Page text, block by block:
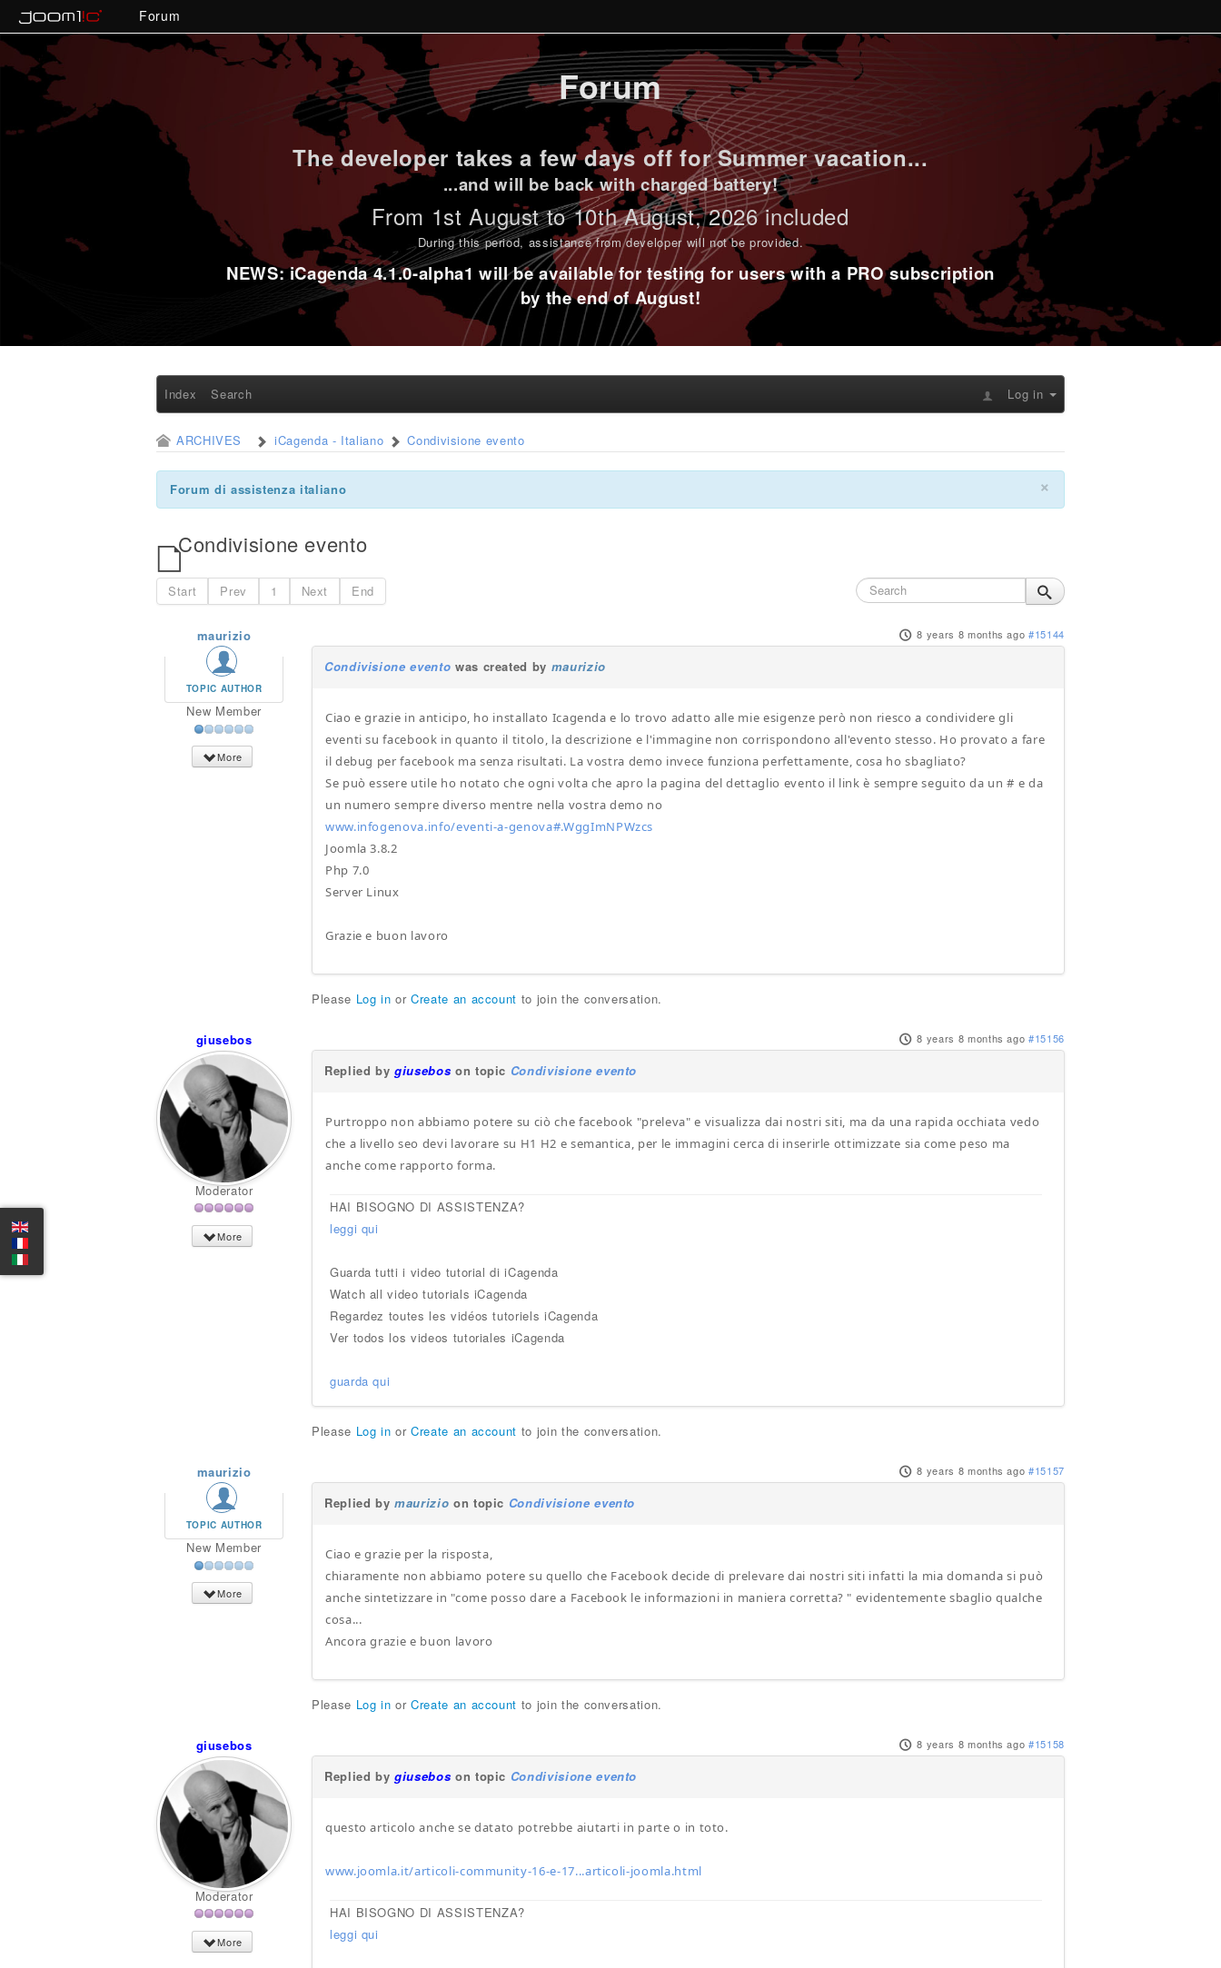
Forum
Forum
The developer takes a few days off for Summer vacation...
...and will be back with charged battery!
From 1st August to 10th August, 2026 included
During this period, assistance from developer will not be provided.
NEWS: iCagenda 4.1.0-alpha1 will be available for testing for users with a PRO subscription
by the end of August!
Index Search Log in
ARCHIVES iCagenda - Italiano Condivisione evento
×
Forum di assistenza italiano
Condivisione evento
Start Prev 1 Next End
maurizio
TOPIC AUTHOR
New Member
More
8 years 8 months ago #15144
Condivisione evento was created by maurizio
Ciao e grazie in anticipo, ho installato Icagenda e lo trovo adatto alle mie esigenze però non riesco a condividere gli
eventi su facebook in quanto il titolo, la descrizione e l'immagine non corrispondono all'evento stesso. Ho provato a fare
il debug per facebook ma senza risultati. La vostra demo invece funziona perfettamente, cosa ho sbagliato?
Se può essere utile ho notato che ogni volta che apro la pagina del dettaglio evento il link è sempre seguito da un # e da
un numero sempre diverso mentre nella vostra demo no
www.infogenova.info/eventi-a-genova#.WggImNPWzcs
Joomla 3.8.2
Php 7.0
Server Linux
Grazie e buon lavoro
Please Log in orCreate an account to join the conversation.
giusebos
Moderator
More
8 years 8 months ago #15156
Replied bygiusebos on topic Condivisione evento
Purtroppo non abbiamo potere su ciò che facebook "preleva" e visualizza dai nostri siti, ma da una rapida occhiata vedo
che a livello seo devi lavorare su H1 H2 e semantica, per le immagini cerca di inserirle ottimizzate sia come peso ma
anche come rapporto forma.
HAI BISOGNO DI ASSISTENZA?
leggi qui
Guarda tutti i video tutorial di iCagenda
Watch all video tutorials iCagenda
Regardez toutes les vidéos tutoriels iCagenda
Ver todos los videos tutoriales iCagenda
guarda qui
Please Log in orCreate an account to join the conversation.
maurizio
TOPIC AUTHOR
New Member
More
8 years 8 months ago #15157
Replied bymaurizio on topic Condivisione evento
Ciao e grazie per la risposta,
chiaramente non abbiamo potere su quello che Facebook decide di prelevare dai nostri siti infatti la mia domanda si può
anche sintetizzare in "come posso dare a Facebook le informazioni in maniera corretta? " evidentemente sbaglio qualche
cosa...
Ancora grazie e buon lavoro
Please Log in orCreate an account to join the conversation.
giusebos
Moderator
More
8 years 8 months ago #15158
Replied bygiusebos on topic Condivisione evento
questo articolo anche se datato potrebbe aiutarti in parte o in toto.
www.joomla.it/articoli-community-16-e-17...articoli-joomla.html
HAI BISOGNO DI ASSISTENZA?
leggi qui